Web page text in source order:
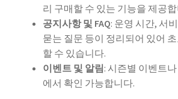
리 구매할 수 있는 기능을 제공
공지사항 및 FAQ: 운영 시간, 서
묻는 질문 등이 정리되어 있어
할 수 있습니다.
이벤트 및 알림: 시즌별 이벤트
에서 확인 가능합니다.